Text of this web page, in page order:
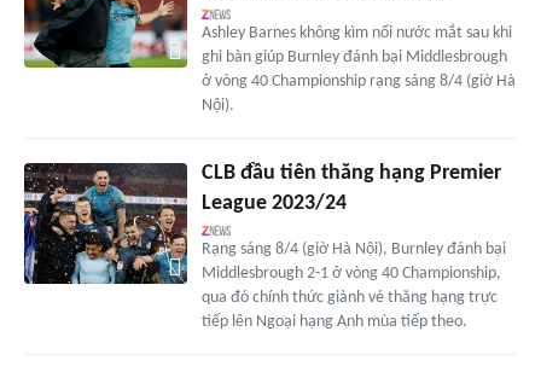
Ashley Barnes không kìm nổi nước mắt sau khi
ghi bàn giúp Burnley đánh bại Middlesbrough
ở vòng 40 Championship rạng sáng 8/4 (giờ Hà
Nội).
CLB đầu tiên thăng hạng Premier
League 2023/24
Rạng sáng 8/4 (giờ Hà Nội), Burnley đánh bại
Middlesbrough 2-1 ở vòng 40 Championship,
qua đó chính thức giành vé thăng hạng trực
tiếp lên Ngoại hạng Anh mùa tiếp theo.